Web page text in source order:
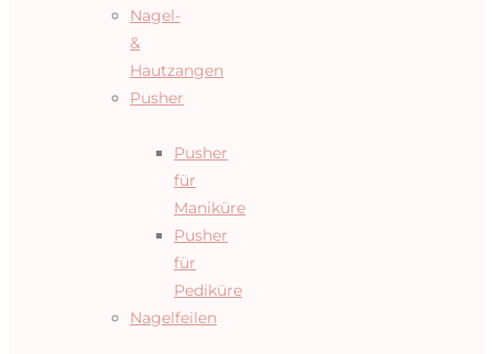
Nagel-
&
Hautzangen
Pusher
Pusher
für
Maniküre
Pusher
für
Pediküre
Nagelfeilen